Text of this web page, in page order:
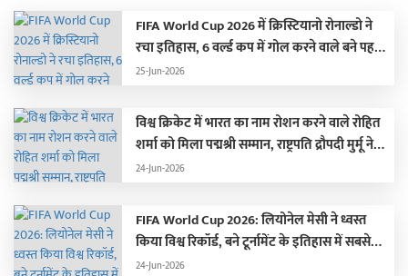
FIFA World Cup 2026 में क्रिस्टियानो रोनाल्डो ने
रचा इतिहास, 6 वर्ल्ड कप में गोल करने वाले बने पहले
खिलाड़ी, आलोचकों को यूं किया शांत
25-Jun-2026
विश्व क्रिकेट में भारत का नाम रोशन करने वाले रोहित
शर्मा को मिला पद्मश्री सम्मान, राष्ट्रपति द्रौपदी मुर्मू ने
किया सम्मानित
24-Jun-2026
FIFA World Cup 2026: लियोनेल मेसी ने ध्वस्त
किया विश्व रिकॉर्ड, बने टूर्नामेंट के इतिहास में सबसे
ज्यादा गोल करने वाले खिलाड़ी
24-Jun-2026